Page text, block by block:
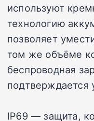
используют
технологию
позволяет
том же объёме
беспроводная
подтверждается
IP69 — защита,